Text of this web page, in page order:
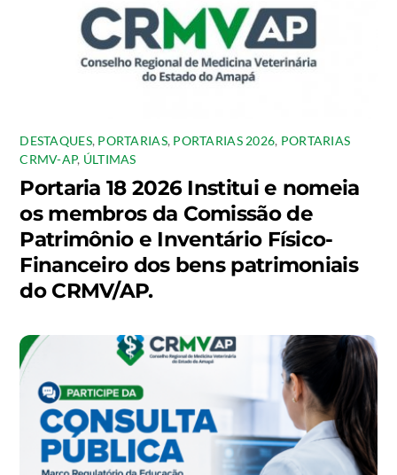
DESTAQUES, PORTARIAS, PORTARIAS 2026, PORTARIAS
CRMV-AP, ÚLTIMAS
Portaria 18 2026 Institui e nomeia
os membros da Comissão de
Patrimônio e Inventário Físico-
Financeiro dos bens patrimoniais
do CRMV/AP.